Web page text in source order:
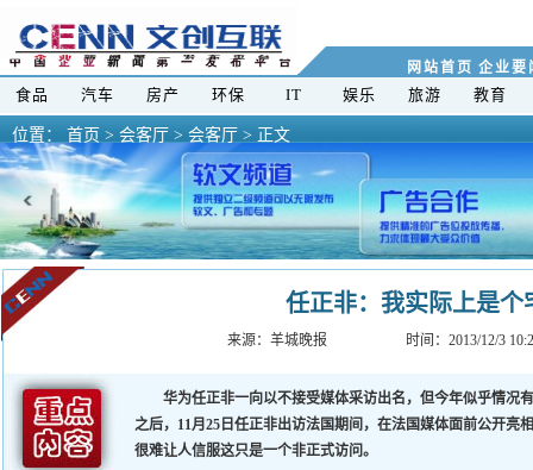
网站首页 企业要
食品 汽车 房产 环保 IT 娱乐 旅游 教育
位置： 首页 > 会客厅 > 会客厅 > 正文
任正非：我实际上是个
来源： 羊城晚报 时间：2013/12/3
华为任正非一向以不接受媒体采访出名，但今年似乎情况
之后，11月25日任正非出访法国期间，在法国媒体面前公开亮
很难让人信服这只是一个非正式访问。